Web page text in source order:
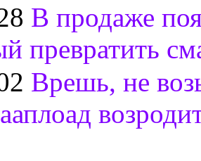
В продаже
превратить
Врешь, не